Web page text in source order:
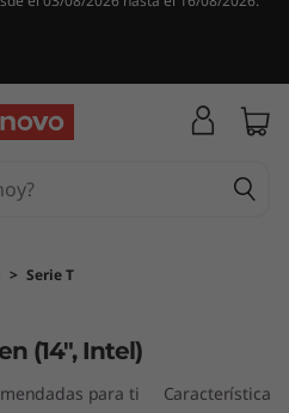
> Serie T
(14", Intel)
para ti Características